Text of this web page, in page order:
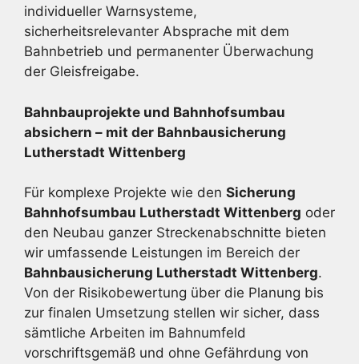
individueller Warnsysteme,
sicherheitsrelevanter Absprache mit dem
Bahnbetrieb und permanenter Überwachung
der Gleisfreigabe.
Bahnbauprojekte und Bahnhofsumbau
absichern – mit der Bahnbau­sicherung
Lutherstadt Wittenberg
Für komplexe Projekte wie den Sicherung
Bahnhofsumbau Lutherstadt Wittenberg oder
den Neubau ganzer Streckenabschnitte bieten
wir umfassende Leistungen im Bereich der
Bahnbausicherung Lutherstadt Wittenberg.
Von der Risikobewertung über die Planung bis
zur finalen Umsetzung stellen wir sicher, dass
sämtliche Arbeiten im Bahnumfeld
vorschriftsgemäß und ohne Gefährdung von